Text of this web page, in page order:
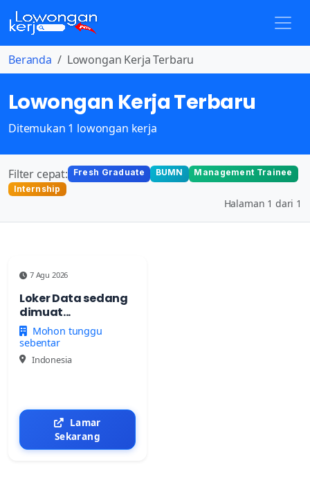
Beranda Lowongan Kerja Terbaru
Lowongan Kerja Terbaru
Ditemukan 1 lowongan kerja
Filter cepat: Fresh Graduate BUMN
Management Trainee
Internship
Halaman 1 dari 1
7 Agu 2026
Loker Data sedang
dimuat...
Mohon tunggu
sebentar
Indonesia
Lamar
Sekarang